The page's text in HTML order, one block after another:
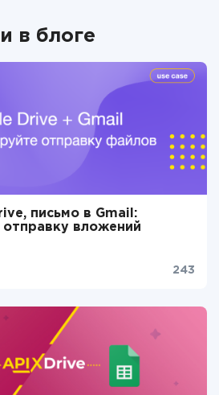
в блоге
письмо в Gmail:
вложений
243